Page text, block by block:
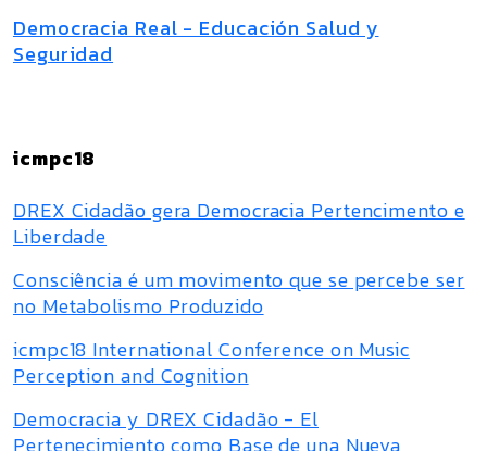
Democracia Real - Educación Salud y
Seguridad
icmpc18
DREX Cidadão gera Democracia Pertencimento e
Liberdade
Consciência é um movimento que se percebe ser
no Metabolismo Produzido
icmpc18 International Conference on Music
Perception and Cognition
Democracia y DREX Cidadão - El
Pertenecimiento como Base de una Nueva